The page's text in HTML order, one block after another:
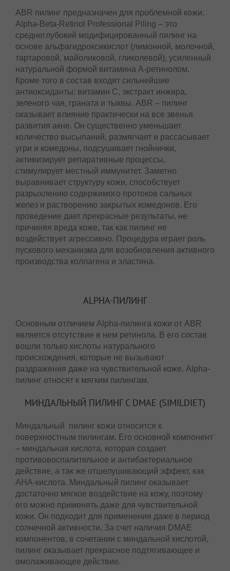
ABR пилинг предназначен для проблемной кожи.
Alpha-Beta-Retinol Professional Piling – это
среднеглубокий модифицированный пилинг на
основе альфагидроксикислот (лимонной,
молочной, тартаровой, майоликовой,
гликолевой), усиленный натуральной формой
витамина А-ретинолом. Кроме того в состав
входят сильнейшие антиоксиданты: витамин С,
экстракт инжира, зеленого чая, граната и тыквы.
ABR – пилинг оказывает влияние практически на
все звенья развития акне. Он существенно
уменьшает количество высыпаний, размягчает и
рассасывает угри и комедоны, подсушивает
гнойнички, активизирует репаративные
процессы, стимулирует местный иммунитет.
Заметно выравнивает структуру кожи,
способствует разрыхлению содержимого
протоков сальных желез и растворению
закрытых комедонов. Его проведение дает
прекрасные результаты, не причиняя вреда коже,
так как пилинг не воздействует агрессивно.
Процедура играет роль пускового механизма для
ALPHA-ПИЛИНГ
Основным отличием Alpha-пилинга кожи от ABR
является отсутствие в нем ретинола. В его состав
вошли только кислоты натурального
происхождения, которые не вызывают
раздражения даже на чувствительной коже.
Alpha-пилинг относят к мягким пилингам.
МИНДАЛЬНЫЙ ПИЛИНГ С DMAE (SIMILDIET)
Миндальный пилинг кожи относится к
поверхностным пилингам. Его основной
компонент – миндальная кислота, которая
создает противовоспалительное и
антибактериальное действие, а так же
отшелушивающий эффект, как АНА-кислота.
Миндальный пилинг оказывает достаточно
мягкое воздействие на кожу, поэтому его можно
применять даже для чувствительной кожи. Он
подходит для применения даже в период
солнечной активности. За счет наличия DMAE